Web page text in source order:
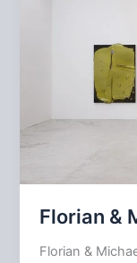
Florian &
Florian &